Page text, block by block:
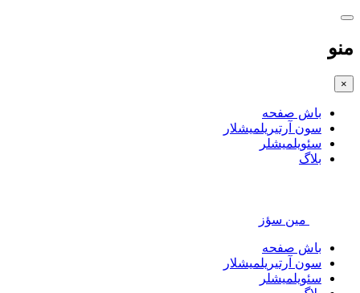
منو
×
باش صفحه
سون آرتیریلمیشلار
سئویلمیشلر
بلاگ
مین سؤز
باش صفحه
سون آرتیریلمیشلار
سئویلمیشلر